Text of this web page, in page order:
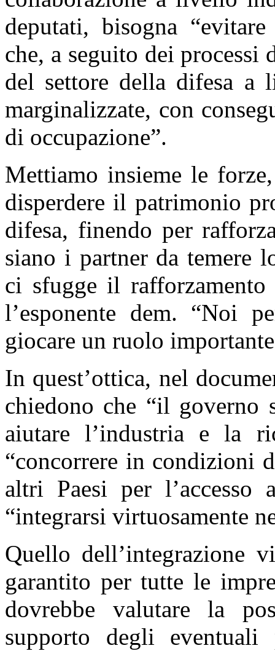
deputati, bisogna
che, a seguito dei processi
del settore della difesa a
marginalizzate, con
di occupazione”.
Mettiamo insieme le
disperdere il patrimonio
difesa, finendo per
siano i partner da temere
ci sfugge il rafforzamento
l’esponente dem. “Noi
giocare un ruolo
In quest’ottica, nel
chiedono che “il governo
aiutare l’industria e la
“concorrere in condizioni
altri Paesi per
“integrarsi virtuosamente
Quello dell’integrazione
garantito per tutte le
dovrebbe valutare la
supporto degli eventuali